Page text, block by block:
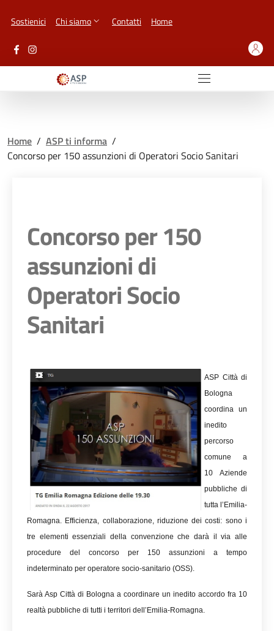
Sostienici Chi siamo Contatti Home
Home / ASP ti informa /
Concorso per 150 assunzioni di Operatori Socio Sanitari
Concorso per 150
assunzioni di
Operatori Socio
Sanitari
ASP Città di
Bologna
coordina un
inedito
percorso
comune a
10 Aziende
pubbliche di
tutta l’Emilia-
Romagna. Efficienza, collaborazione, riduzione dei costi: sono i
tre elementi essenziali della convenzione che darà il via alle
procedure del concorso per 150 assunzioni a tempo
indeterminato per operatore socio-sanitario (OSS).
Sarà Asp Città di Bologna a coordinare un inedito accordo fra 10
realtà pubbliche di tutti i territori dell’Emilia-Romagna.